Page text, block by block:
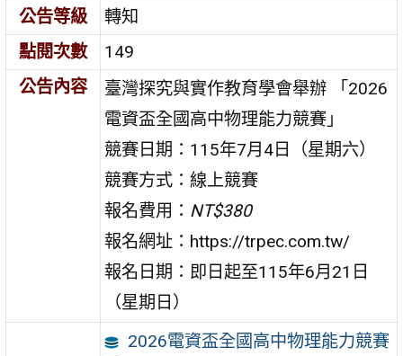
公告等級
轉知
點閱次數
149
公告內容
臺灣探究與實作教育學會舉辦 「2026
電資盃全國高中物理能力競賽」
競賽日期：115年7月4日（星期六）
競賽方式：線上競賽
報名費用： NT$380
報名網址：https://trpec.com.tw/
報名日期：即日起至115年6月21日
（星期日）
2026電資盃全國高中物理能力競賽